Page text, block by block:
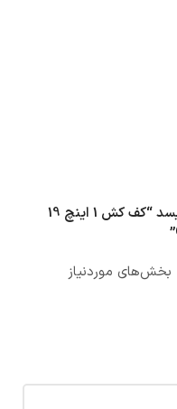
اولین کسی باشید که دیدگاهی می نویسد “کف کش 1 اینچ 19
بخش‌های موردنیاز